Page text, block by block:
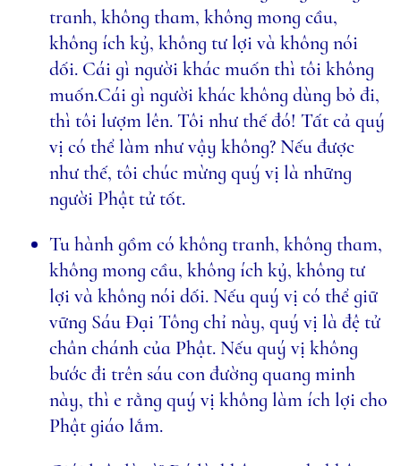
tranh, không tham, không mong cầu,
không ích kỷ, không tư lợi và không nói
dối. Cái gì người khác muốn thì tôi không
muốn.Cái gì người khác không dùng bỏ đi,
thì tôi lượm lên. Tôi như thế đó! Tất cả quý
vị có thể làm như vậy không? Nếu được
như thế, tôi chúc mừng quý vị là những
người Phật tử tốt.
Tu hành gồm có không tranh, không tham,
không mong cầu, không ích kỷ, không tư
lợi và không nói dối. Nếu quý vị có thể giữ
vững Sáu Đại Tông chỉ này, quý vị là đệ tử
chân chánh của Phật. Nếu quý vị không
bước đi trên sáu con đường quang minh
này, thì e rằng quý vị không làm ích lợi cho
Phật giáo lắm.